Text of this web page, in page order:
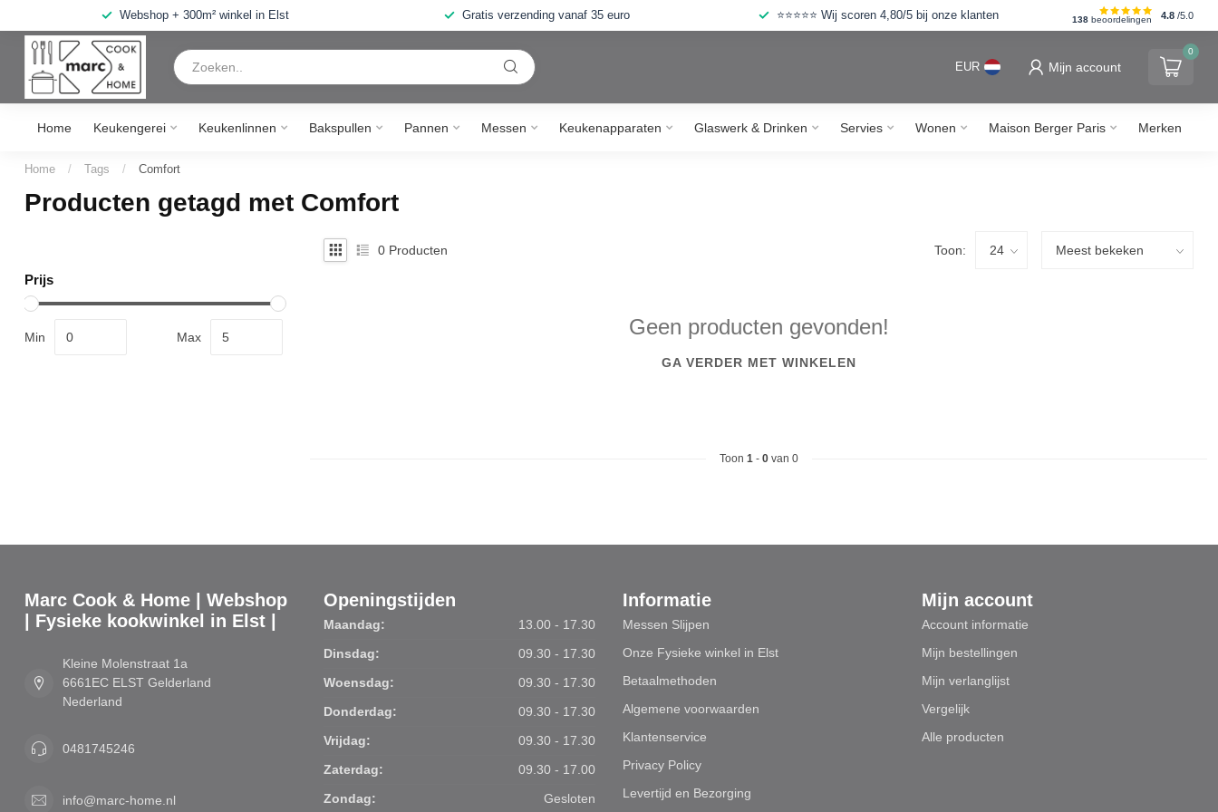
Webshop + 300m² winkel in Elst Gratis verzending vanaf 35 euro ⭐⭐⭐⭐⭐ Wij scoren 4,80/5 bij onze klanten 138 beoordelingen 4.8 /5.0
EUR Mijn account
0
Home Keukengerei Keukenlinnen Bakspullen Pannen Messen Keukenapparaten Glaswerk & Drinken Servies Wonen Maison Berger Paris Merken
Home / Tags / Comfort
Producten getagd met Comfort
Prijs
Min Max
0 Producten Toon:
Geen producten gevonden!
GA VERDER MET WINKELEN
Toon 1- 0van 0
Marc Cook & Home | Webshop
| Fysieke kookwinkel in Elst |
Kleine Molenstraat 1a
6661EC ELST Gelderland
Nederland
0481745246
info@marc-home.nl
Openingstijden
Maandag:
13.00 - 17.30
Dinsdag:
09.30 - 17.30
Woensdag:
09.30 - 17.30
Donderdag:
09.30 - 17.30
Vrijdag:
09.30 - 17.30
Zaterdag:
09.30 - 17.00
Zondag:
Gesloten
Informatie
Messen Slijpen
Onze Fysieke winkel in Elst
Betaalmethoden
Algemene voorwaarden
Klantenservice
Privacy Policy
Levertijd en Bezorging
Mijn account
Account informatie
Mijn bestellingen
Mijn verlanglijst
Vergelijk
Alle producten